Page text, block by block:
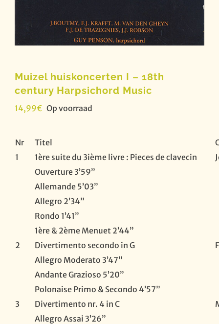
Muizel huiskoncerten I – 18th
century Harpsichord Music
14,99€ Op voorraad
Nr Titel
1
1ère suite du 3ième livre : Pieces de clavecin
Ouverture 3’59”
Allemande 5’03”
Allegro 2’34”
Rondo 1’41”
1ère & 2ème Menuet 2’44”
2
Divertimento secondo in G
Allegro Moderato 3’47”
Andante Grazioso 5’20”
Polonaise Primo & Secondo 4’57”
3
Divertimento nr. 4 in C
Allegro Assai 3’26”